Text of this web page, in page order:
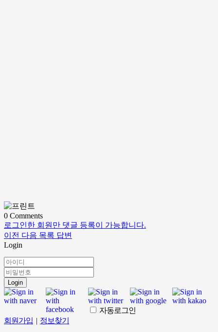
0 Comments
로그인한 회원만 댓글 등록이 가능합니다.
이전 다음 목록 답변
Login
Login
자동로그인
회원가입 | 정보찾기